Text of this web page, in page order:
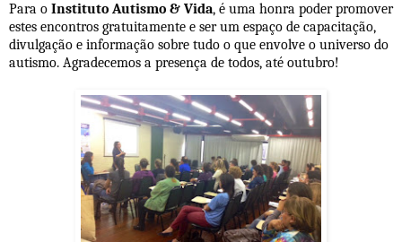
Para o Instituto Autismo & Vida, é uma honra poder promover
estes encontros gratuitamente e ser um espaço de capacitação,
divulgação e informação sobre tudo o que envolve o universo do
autismo. Agradecemos a presença de todos, até outubro!